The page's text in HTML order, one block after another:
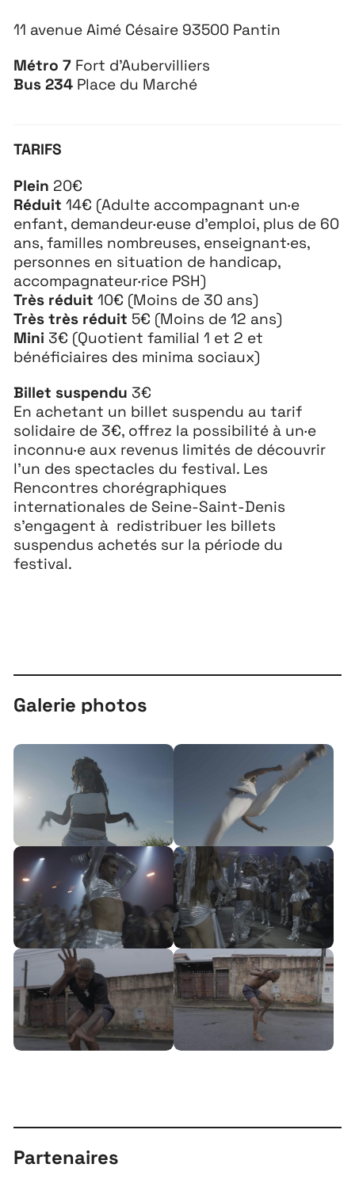
11 avenue Aimé Césaire 93500 Pantin
Métro 7 Fort d’Aubervilliers
Bus 234 Place du Marché
TARIFS
Plein 20€
Réduit 14€ (Adulte accompagnant un·e
enfant, demandeur·euse d’emploi, plus de 60
ans, familles nombreuses, enseignant·es,
personnes en situation de handicap,
accompagnateur·rice PSH)
Très réduit 10€ (Moins de 30 ans)
Très très réduit 5€ (Moins de 12 ans)
Mini 3€ (Quotient familial 1 et 2 et
bénéficiaires des minima sociaux)
Billet suspendu 3€
En achetant un billet suspendu au tarif
solidaire de 3€, offrez la possibilité à un·e
inconnu·e aux revenus limités de découvrir
l’un des spectacles du festival. Les
Rencontres chorégraphiques
internationales de Seine-Saint-Denis
s’engagent à redistribuer les billets
suspendus achetés sur la période du
festival.
Galerie photos
Partenaires